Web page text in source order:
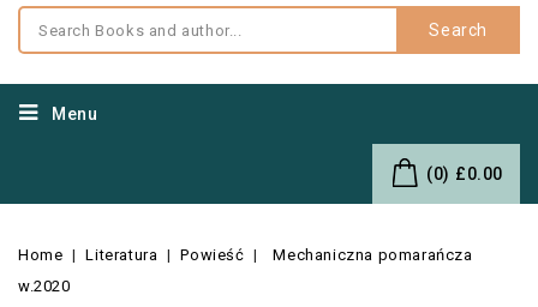
Search
Menu
(0) £0.00
Home Literatura Powieść
Mechaniczna pomarańcza
w.2020